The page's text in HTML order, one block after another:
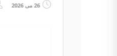
26 می 2026